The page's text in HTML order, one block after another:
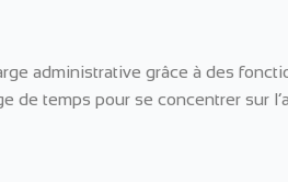
administrative grâce à des
de temps pour se concentrer sur